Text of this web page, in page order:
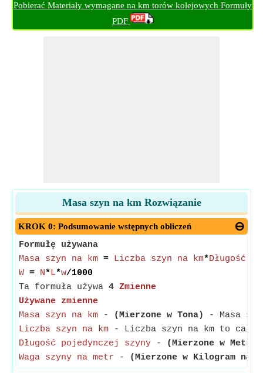
Pobierać Materiały wymagane na km torów kolejowych Formuły
PDF
Masa szyn na km Rozwiązanie
KROK 0: Podsumowanie wstępnych obliczeń
Formułę używana
Masa szyn na km = Liczba szyn na km*Długość
W = N*L*w/1000
Ta formuła używa 4 Zmienne
Używane zmienne
Masa szyn na km - (Mierzone w Tona)
- Masa
Liczba szyn na km - Liczba szyn na km to
Długość pojedynczej szyny - (Mierzone w Metr)
Waga szyny na metr - (Mierzone w Kilogram na